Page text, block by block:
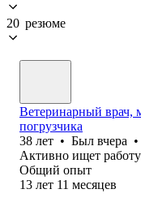
20 резюме
Ветеринарный врач,
погрузчика
38 лет • Был вчера •
Активно ищет работу
Общий опыт
13 лет 11 месяцев